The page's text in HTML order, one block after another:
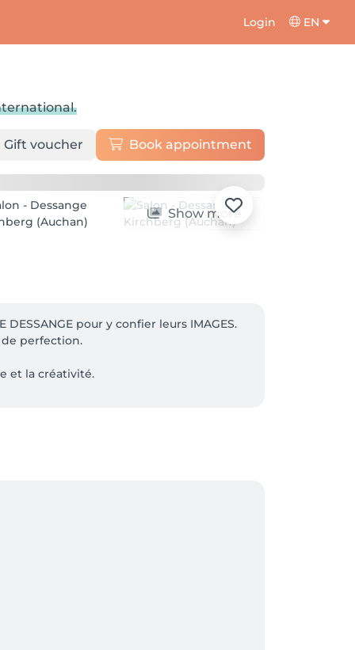
Login EN
Gift voucher Book appointment
Show more
pour y confier leurs IMAGES.
de perfection.
et la créativité.